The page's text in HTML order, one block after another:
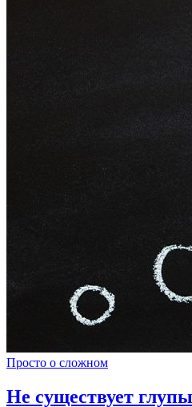
Просто о сложном
Не существует